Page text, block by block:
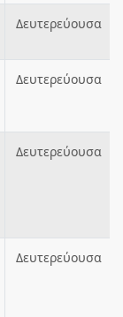
Δευτερεύουσα
Δευτερεύουσα
Δευτερεύουσα
Δευτερεύουσα